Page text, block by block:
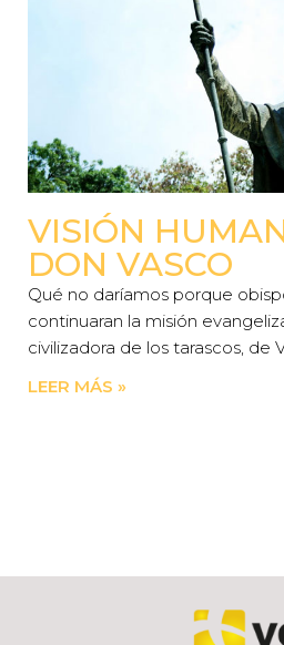
VISIÓN
DON VASCO
Qué no daríamos porque
continuaran la misión
civilizadora de los tarascos, de
LEER MÁS »